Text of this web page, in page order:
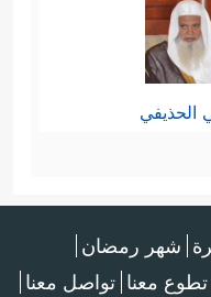
الحذيفي
شهر رمضان
تطوع معنا تواصل معنا